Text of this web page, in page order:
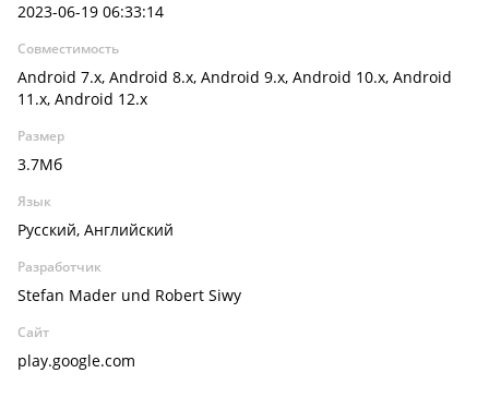
2023-06-19 06:33:14
Совместимость
Android 7.x, Android 8.x, Android 9.x, Android 10.x, Android
11.x, Android 12.x
Размер
3.7Мб
Язык
Русский, Английский
Разработчик
Stefan Mader und Robert Siwy
Сайт
play.google.com